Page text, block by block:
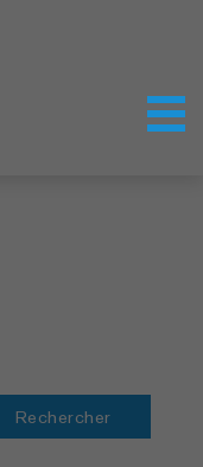
Rechercher